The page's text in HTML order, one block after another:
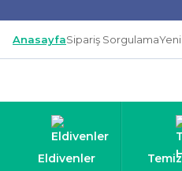
AnasayfaSipariş Sorgulama
Eldivenler